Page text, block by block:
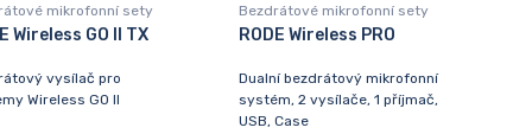
mikrofonní sety
Wireless GO II TX
vysílač pro
Wireless GO II
Bezdrátové mikrofonní sety
RODE Wireless PRO
Dualní bezdrátový mikrofonní
systém, 2 vysílače, 1 příjmač,
USB, Case